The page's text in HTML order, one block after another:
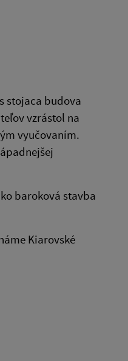
stojaca budova
vzrástol na
vyučovaním.
baroková stavba
Kiarovské